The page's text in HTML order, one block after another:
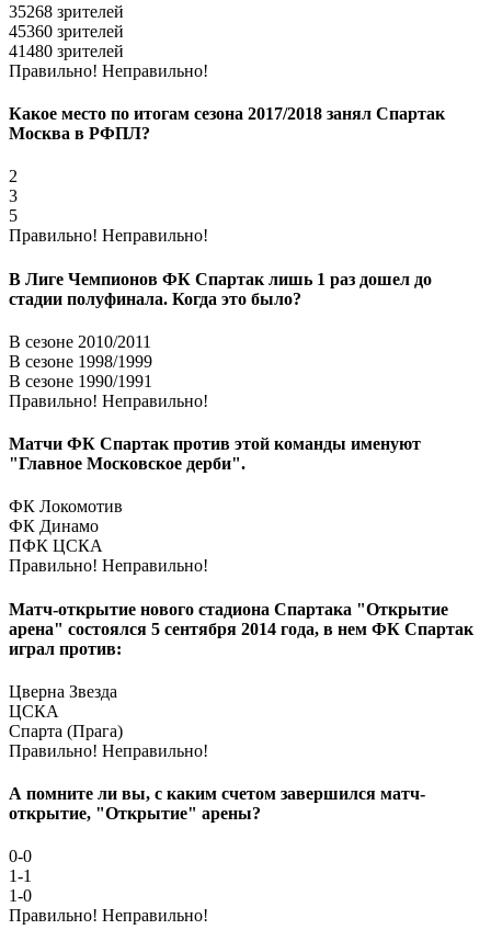
35268 зрителей
45360 зрителей
41480 зрителей
Правильно! Неправильно!
Какое место по итогам сезона 2017/2018 занял Спартак
Москва в РФПЛ?
2
3
5
Правильно! Неправильно!
В Лиге Чемпионов ФК Спартак лишь 1 раз дошел до
стадии полуфинала. Когда это было?
В сезоне 2010/2011
В сезоне 1998/1999
В сезоне 1990/1991
Правильно! Неправильно!
Матчи ФК Спартак против этой команды именуют
"Главное Московское дерби".
ФК Локомотив
ФК Динамо
ПФК ЦСКА
Правильно! Неправильно!
Матч-открытие нового стадиона Спартака "Открытие
арена" состоялся 5 сентября 2014 года, в нем ФК Спартак
играл против:
Цверна Звезда
ЦСКА
Спарта (Прага)
Правильно! Неправильно!
А помните ли вы, с каким счетом завершился матч-
открытие, "Открытие" арены?
0-0
1-1
1-0
Правильно! Неправильно!